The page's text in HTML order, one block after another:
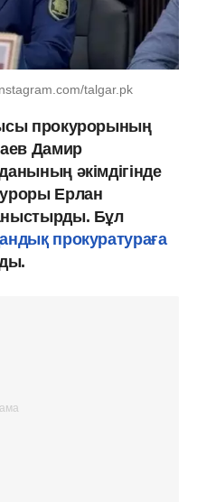
talgar.pk
прокурорының
Дамир
әкімдігінде
Ерлан
Бұл
прокуратураға